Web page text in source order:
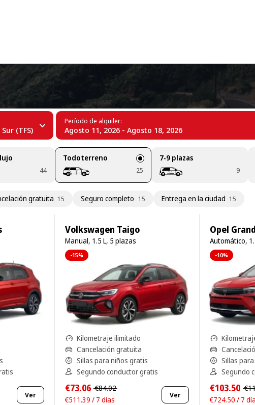
(TFS)
Período de alquiler:
Agosto 11, 2026 - Agosto 18, 2026
44
Todoterreno
25
7-9 plazas
9
gratuita 15 Seguro completo 15 Entrega en la ciudad 15
Ver
Volkswagen Taigo
Manual, 1.5 L, 5 plazas
-15%
Kilometraje ilimitado
Cancelación gratuita
Sillas para niños gratis
Segundo conductor gratis
€73.06 €84.02
€511.39 / 7 días
Ver
Opel
Automático,
-10%
Sillas
Segundo
€103.50
€724.50 / 7